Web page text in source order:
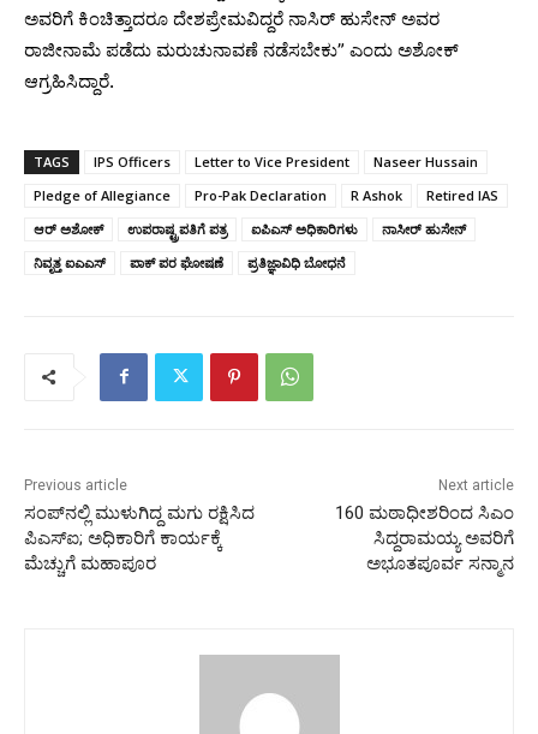
ಅವರಿಗೆ ಕಿಂಚಿತ್ತಾದರೂ ದೇಶಪ್ರೇಮವಿದ್ದರೆ ನಾಸಿರ್ ಹುಸೇನ್ ಅವರ
ರಾಜೀನಾಮೆ ಪಡೆದು ಮರುಚುನಾವಣೆ ನಡೆಸಬೇಕು”‌ ಎಂದು ಅಶೋಕ್‌
ಆಗ್ರಹಿಸಿದ್ದಾರೆ.
TAGS IPS Officers Letter to Vice President
Naseer Hussain
Pledge of Allegiance
Pro-Pak Declaration R Ashok
Retired IAS
ಆರ್‌ ಅಶೋಕ್‌
ಉಪರಾಷ್ಟ್ರಪತಿಗೆ ಪತ್ರ ಐಪಿಎಸ್‌ ಅಧಿಕಾರಿಗಳು
ನಾಸೀರ್‌ ಹುಸೇನ್‌
ನಿವೃತ್ತ ಐಎಎಸ್‌
ಪಾಕ್‌ ಪರ ಘೋಷಣೆ ಪ್ರತಿಜ್ಞಾವಿಧಿ ಬೋಧನೆ
Previous article
ಸಂಪ್‌ನಲ್ಲಿ ಮುಳುಗಿದ್ದ ಮಗು ರಕ್ಷಿಸಿದ
ಪಿಎಸ್‌ಐ; ಅಧಿಕಾರಿಗೆ ಕಾರ್ಯಕ್ಕೆ
ಮೆಚ್ಚುಗೆ ಮಹಾಪೂರ
Next article
160 ಮಠಾಧೀಶರಿಂದ ಸಿಎಂ
ಸಿದ್ದರಾಮಯ್ಯ ಅವರಿಗೆ
ಅಭೂತಪೂರ್ವ ಸನ್ಮಾನ